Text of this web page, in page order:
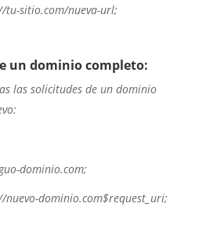
sitio.com/nueva-url;
un dominio completo:
las solicitudes de un dominio
dominio.com;
dominio.com$request_uri;